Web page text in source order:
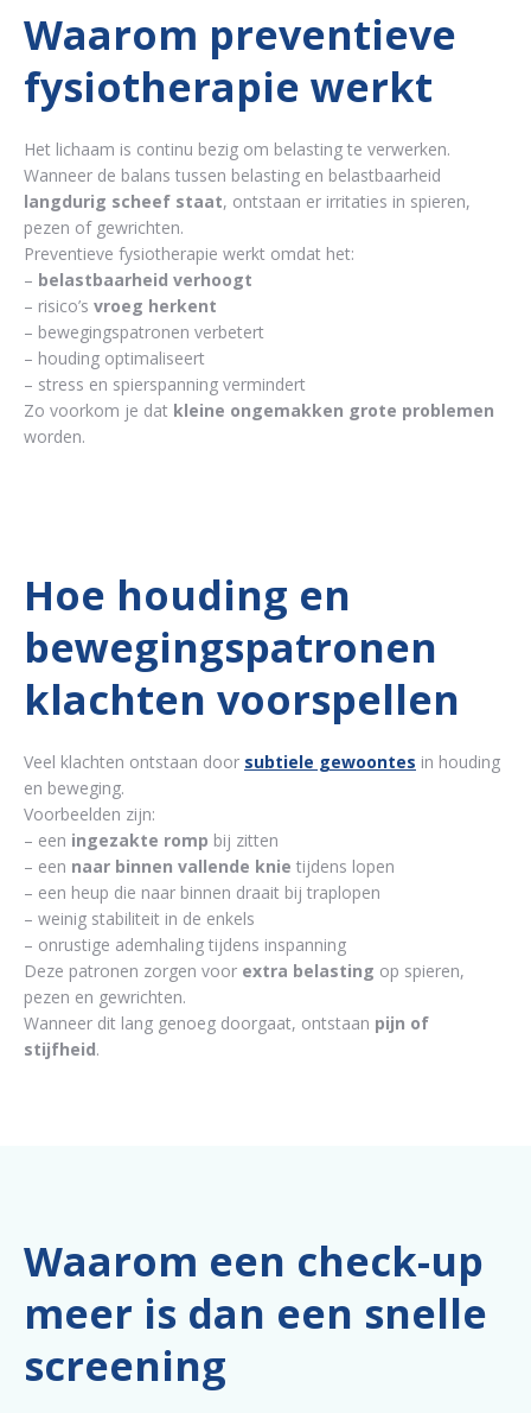
Waarom preventieve
fysiotherapie werkt
Het lichaam is continu bezig om belasting te verwerken.
Wanneer de balans tussen belasting en belastbaarheid
langdurig scheef staat, ontstaan er irritaties in spieren,
pezen of gewrichten.
Preventieve fysiotherapie werkt omdat het:
– belastbaarheid verhoogt
– risico’s vroeg herkent
– bewegingspatronen verbetert
– houding optimaliseert
– stress en spierspanning vermindert
Zo voorkom je dat kleine ongemakken grote problemen
worden.
Hoe houding en
bewegingspatronen
klachten voorspellen
Veel klachten ontstaan door subtiele gewoontes in houding
en beweging.
Voorbeelden zijn:
– een ingezakte romp bij zitten
– een naar binnen vallende knie tijdens lopen
– een heup die naar binnen draait bij traplopen
– weinig stabiliteit in de enkels
– onrustige ademhaling tijdens inspanning
Deze patronen zorgen voor extra belasting op spieren,
pezen en gewrichten.
Wanneer dit lang genoeg doorgaat, ontstaan pijn of
stijfheid.
Waarom een check-up
meer is dan een snelle
screening